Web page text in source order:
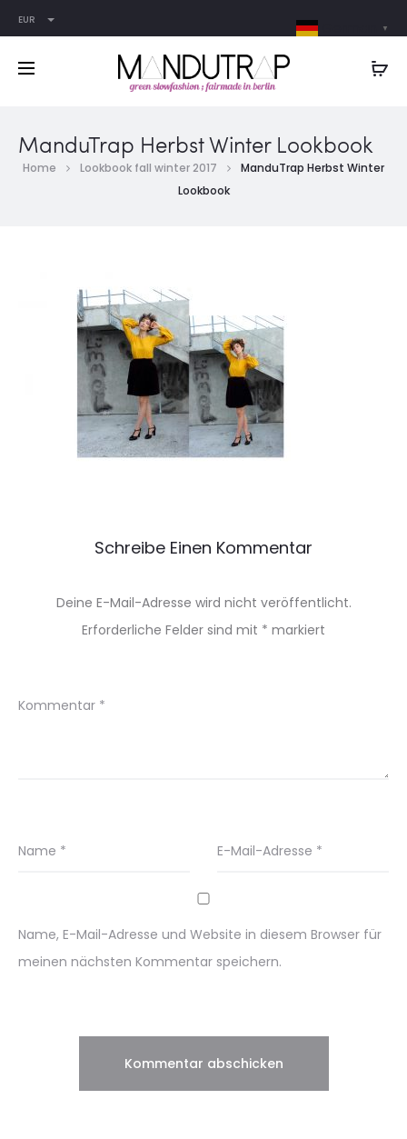
EUR
ManduTrap Herbst Winter Lookbook
Home Lookbook fall winter 2017
ManduTrap Herbst Winter
Lookbook
Schreibe Einen Kommentar
Deine E-Mail-Adresse wird nicht veröffentlicht.
Erforderliche Felder sind mit * markiert
Kommentar *
Name * E-Mail-Adresse *
Name, E-Mail-Adresse und Website in diesem Browser für
meinen nächsten Kommentar speichern.
▼